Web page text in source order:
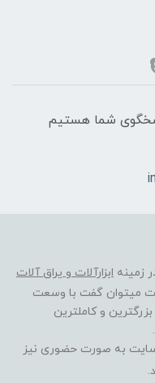
ابزارآلات و یراق آلات
میتوان گفت با وسعت
و کاملترین
سایت به صورت حضوری نیز